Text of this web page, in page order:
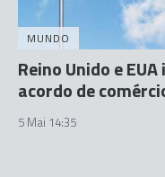
MUNDO
Reino Unido e
acordo de
5 Mai 14:35